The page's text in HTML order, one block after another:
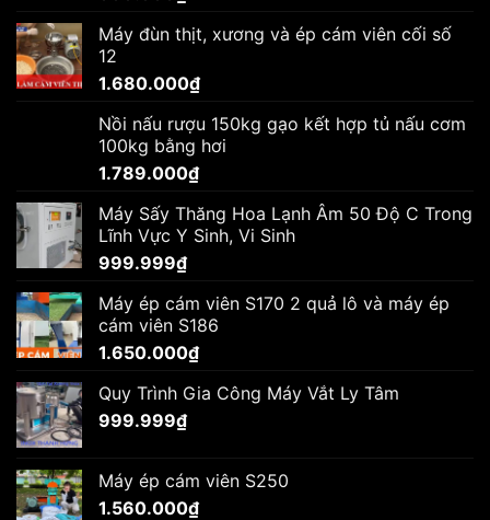
Máy đùn thịt, xương và ép cám viên cối số
12
1.680.000₫
Nồi nấu rượu 150kg gạo kết hợp tủ nấu cơm
100kg bằng hơi
1.789.000₫
Máy Sấy Thăng Hoa Lạnh Âm 50 Độ C Trong
Lĩnh Vực Y Sinh, Vi Sinh
999.999₫
Máy ép cám viên S170 2 quả lô và máy ép
cám viên S186
1.650.000₫
Quy Trình Gia Công Máy Vắt Ly Tâm
999.999₫
Máy ép cám viên S250
1.560.000₫